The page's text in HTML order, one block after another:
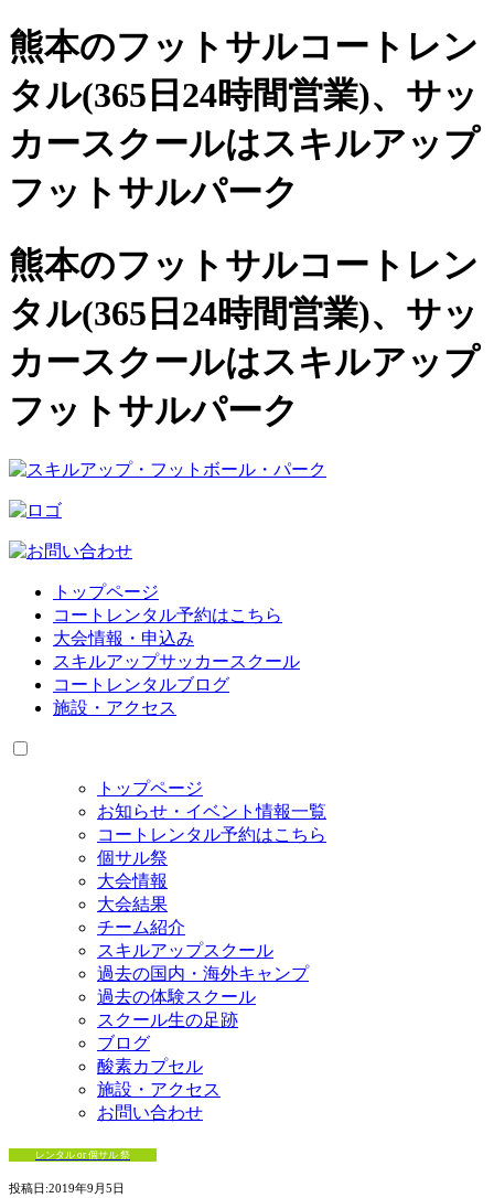
熊本のフットサルコートレン
タル(365日24時間営業)、 サッ
カースクールはスキルアップ
フットサルパーク
熊本のフットサルコートレン
タル(365日24時間営業)、サッ
カースクールはスキルアップ
フットサルパーク
トップページ
コートレンタル予約はこちら
大会情報・申込み
スキルアップサッカースクール
コートレンタルブログ
施設・アクセス
トップページ
お知らせ・イベント情報一覧
コートレンタル予約はこちら
個サル祭
大会情報
大会結果
チーム紹介
スキルアップスクール
過去の国内・海外キャンプ
過去の体験スクール
スクール生の足跡
ブログ
酸素カプセル
施設・アクセス
お問い合わせ
レンタル or 個サル 祭
投稿日:2019年9月5日